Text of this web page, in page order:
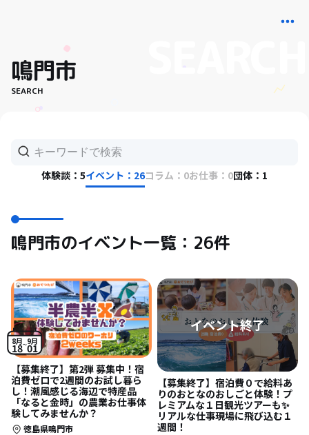
鳴門市
SEARCH
体験談：5イベント：26コラム：0お仕事：0団体：1
鳴門市のイベント一覧：26件
8月
18
9月
01
【募集終了】第2弾 募集中！宿
泊費ゼロで2週間のお試し暮ら
し！潮風感じる海辺で特産品
「なると金時」の農業お仕事体
験してみませんか？
徳島県鳴門市
【募集終了】宿泊費０で給料あ
りのおとなのおしごと体験！プ
レミアムな１日観光ツアーも✨
リアルな仕事現場に飛び込む１
週間！